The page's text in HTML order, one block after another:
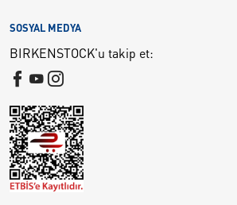
SOSYAL MEDYA
BIRKENSTOCK'u takip et: